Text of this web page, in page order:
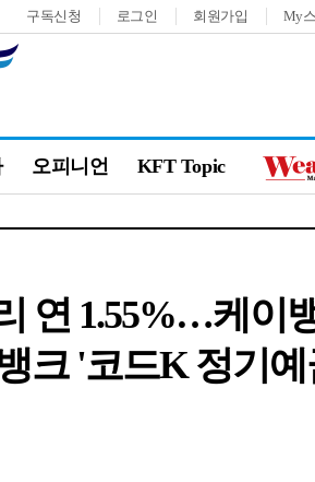
구독신청 로그인 회원가입 My
오피니언 KFT Topic
연 1.55%…케이
크 '코드K 정기